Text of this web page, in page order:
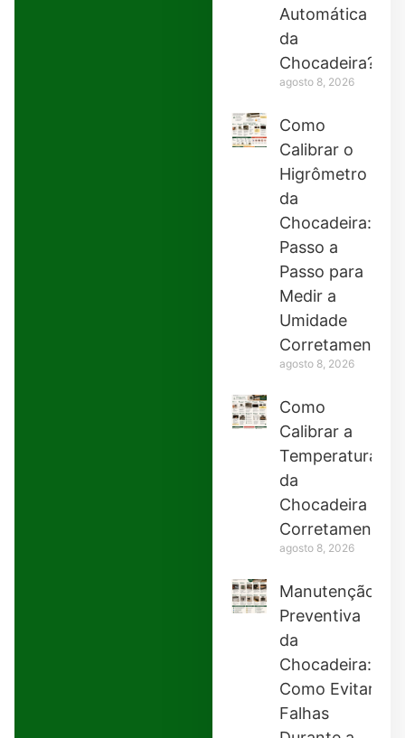
Automática
da
Chocadeira?
agosto 8, 2026
Como
Calibrar o
Higrômetro
da
Chocadeira:
Passo a
Passo para
Medir a
Umidade
Corretamente
agosto 8, 2026
Como
Calibrar a
Temperatura
da
Chocadeira
Corretamente
agosto 8, 2026
Manutenção
Preventiva
da
Chocadeira:
Como Evitar
Falhas